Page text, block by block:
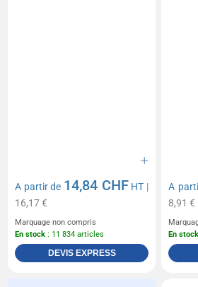
A partir de 14,84 CHF HT |
16,17 €
Marquage non compris
En stock : 11 834 articles
DEVIS EXPRESS
A
8,91 €
En stock